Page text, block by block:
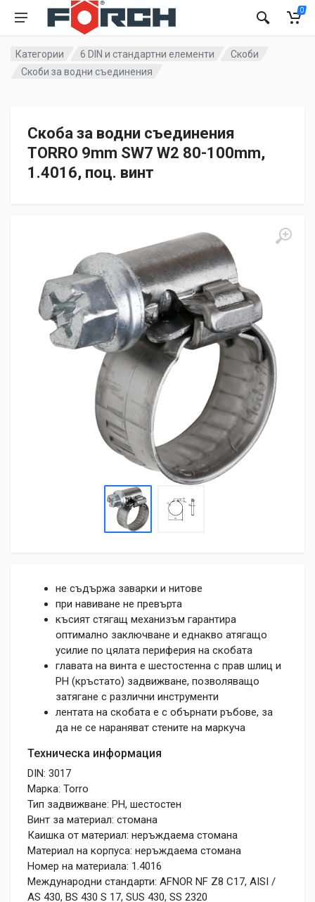
0
Категории 6 DIN и стандартни елементи
Скоби
Скоби за водни съединения
Скоба за водни съединения
TORRО 9mm SW7 W2 80-100mm,
1.4016, поц. винт
не съдържа заварки и нитове
при навиване не превърта
късият стягащ механизъм гарантира
оптимално заключване и еднакво атягащо
усилие по цялата периферия на скобата
главата на винта е шестостенна с прав шлиц и
РН (кръстато) задвижване, позволяващо
затягане с различни инструменти
лентата на скобата е с обърнати ръбове, за
да не се нараняват стените на маркуча
Техническа информация
DIN: 3017
Марка: Torro
Тип задвижване: PH, шестостен
Винт за материал: стомана
Каишка от материал: неръждаема стомана
Материал на корпуса: неръждаема стомана
Номер на материала: 1.4016
Международни стандарти: AFNOR NF Z8 C17, AISI /
AS 430, BS 430 S 17, SUS 430, SS 2320